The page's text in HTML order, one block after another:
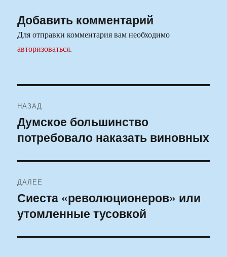
Добавить комментарий
Для отправки комментария вам необходимо
авторизоваться.
по
записям
НАЗАД
Предыдущая
запись:
Думское большинство
потребовало наказать виновных
ДАЛЕЕ
Следующая
запись:
Сиеста «революционеров» или
утомленные тусовкой